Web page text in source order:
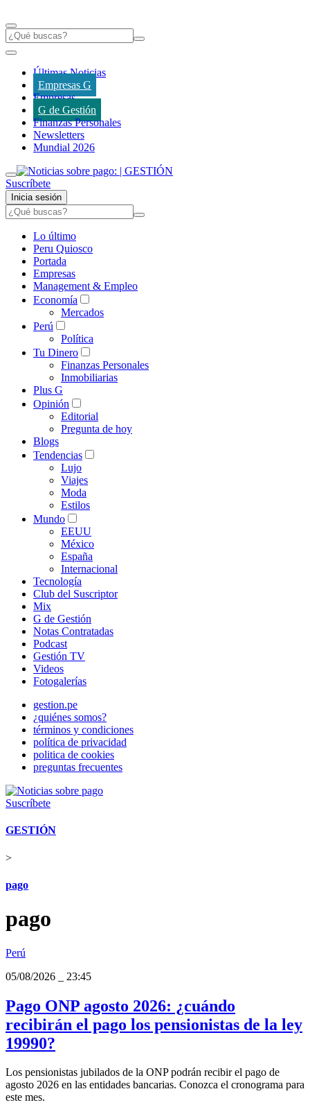
Últimas Noticias
Empresas G
Empresas
G de Gestión
Finanzas Personales
Newsletters
Mundial 2026
Suscríbete
Inicia sesión
Lo último
Peru Quiosco
Portada
Empresas
Management & Empleo
Economía
Mercados
Perú
Política
Tu Dinero
Finanzas Personales
Inmobiliarias
Plus G
Opinión
Editorial
Pregunta de hoy
Blogs
Tendencias
Lujo
Viajes
Moda
Estilos
Mundo
EEUU
México
España
Internacional
Tecnología
Club del Suscriptor
Mix
G de Gestión
Notas Contratadas
Podcast
Gestión TV
Videos
Fotogalerías
gestion.pe
¿quiénes somos?
términos y condiciones
política de privacidad
politica de cookies
preguntas frecuentes
Suscríbete
GESTIÓN
>
pago
pago
Perú
05/08/2026
23:45
Pago ONP agosto 2026: ¿cuándo
recibirán el pago los pensionistas de la ley
19990?
Los pensionistas jubilados de la ONP podrán recibir el pago de
agosto 2026 en las entidades bancarias. Conozca el cronograma para
este mes.